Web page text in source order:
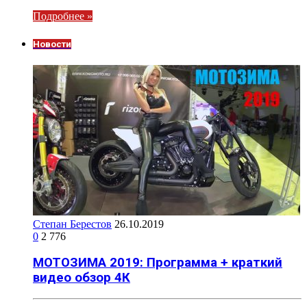
Подробнее »
Новости
Степан Берестов 26.10.2019
0 2 776
МОТОЗИМА 2019: Программа + краткий
видео обзор 4К